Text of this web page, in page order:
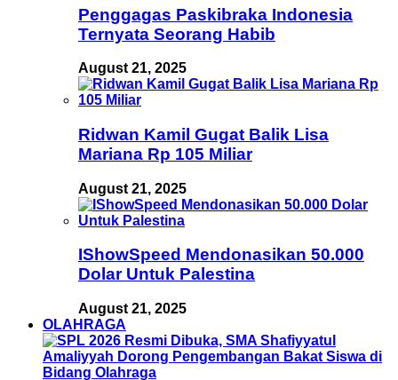
Penggagas Paskibraka Indonesia
Ternyata Seorang Habib
August 21, 2025
Ridwan Kamil Gugat Balik Lisa
Mariana Rp 105 Miliar
August 21, 2025
IShowSpeed Mendonasikan 50.000
Dolar Untuk Palestina
August 21, 2025
OLAHRAGA